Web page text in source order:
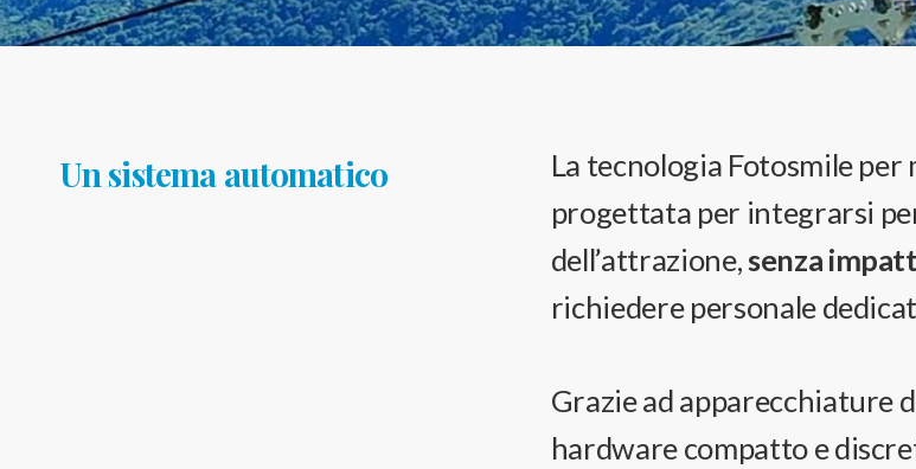
Un sistema automatico
La tecnologia Fotosmile
progettata per integrarsi
dell’attrazione,senza
richiedere personale
Grazie ad apparecchiature
hardware compatto e